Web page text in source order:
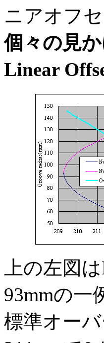
ニアオフ
個々の見
Linear
上の左図
93mmの一
標準オー